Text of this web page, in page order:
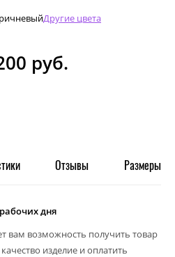
Другие цвета
руб.
Отзывы Размеры
дня
вам возможность получить товар
изделие и оплатить